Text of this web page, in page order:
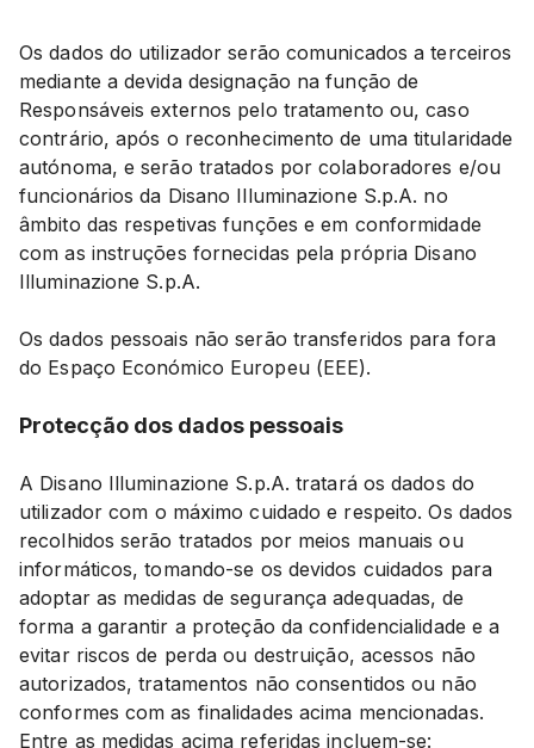
Os dados do utilizador serão comunicados a terceiros
mediante a devida designação na função de
Responsáveis externos pelo tratamento ou, caso
contrário, após o reconhecimento de uma titularidade
autónoma, e serão tratados por colaboradores e/ou
funcionários da Disano Illuminazione S.p.A. no
âmbito das respetivas funções e em conformidade
com as instruções fornecidas pela própria Disano
Illuminazione S.p.A.
Os dados pessoais não serão transferidos para fora
do Espaço Económico Europeu (EEE).
Protecção dos dados pessoais
A Disano Illuminazione S.p.A. tratará os dados do
utilizador com o máximo cuidado e respeito. Os dados
recolhidos serão tratados por meios manuais ou
informáticos, tomando-se os devidos cuidados para
adoptar as medidas de segurança adequadas, de
forma a garantir a proteção da confidencialidade e a
evitar riscos de perda ou destruição, acessos não
autorizados, tratamentos não consentidos ou não
conformes com as finalidades acima mencionadas.
Entre as medidas acima referidas incluem-se: